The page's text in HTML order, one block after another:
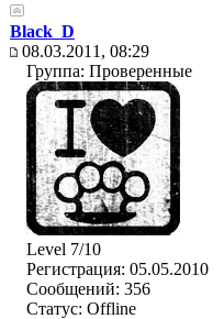
Black_D
08.03.2011, 08:29
Группа: Проверенные
Level 7/10
Регистрация: 05.05.2010
Сообщений: 356
Статус: Offline